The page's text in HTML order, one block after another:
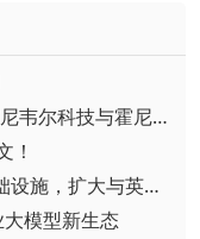
▪ 霍尼韦尔发布分拆后全新品牌：霍尼韦尔科技与霍尼韦尔航空航天
！
▪ ABB通过集成DSX Blueprint AI基础设施，扩大与英伟达的合作
模型新生态